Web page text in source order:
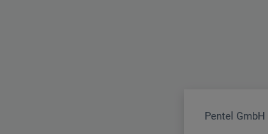
Pentel GmbH